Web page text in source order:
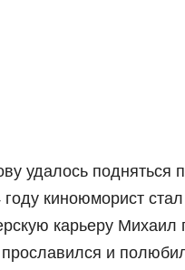
удалось подняться
киноюморист стал
карьеру Михаил
прославился и